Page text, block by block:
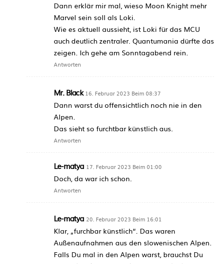
Dann erklär mir mal, wieso Moon Knight mehr
Marvel sein soll als Loki.
Wie es aktuell aussieht, ist Loki für das MCU
auch deutlich zentraler. Quantumania dürfte das
zeigen. Ich gehe am Sonntagabend rein.
Antworten
Mr. Black 16. Februar 2023 Beim 08:37
Dann warst du offensichtlich noch nie in den
Alpen.
Das sieht so furchtbar künstlich aus.
Antworten
Le-matya 17. Februar 2023 Beim 01:00
Doch, da war ich schon.
Antworten
Le-matya 20. Februar 2023 Beim 16:01
Klar, „furchbar künstlich“. Das waren
Außenaufnahmen aus den slowenischen Alpen.
Falls Du mal in den Alpen warst, brauchst Du